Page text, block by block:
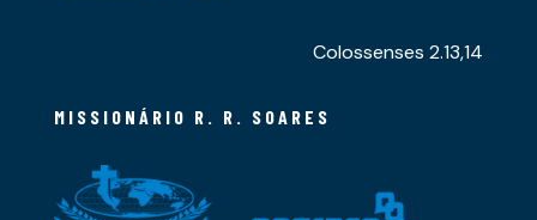
Colossenses 2.13,14
MISSIONÁRIO R. R. SOARES